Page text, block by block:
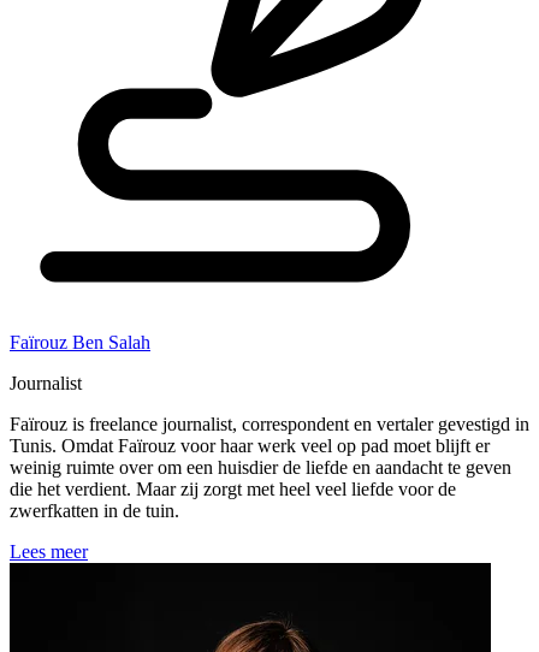
Faïrouz Ben Salah
Journalist
Faïrouz is freelance journalist, correspondent en vertaler gevestigd in
Tunis. Omdat Faïrouz voor haar werk veel op pad moet blijft er
weinig ruimte over om een huisdier de liefde en aandacht te geven
die het verdient. Maar zij zorgt met heel veel liefde voor de
zwerfkatten in de tuin.
Lees meer